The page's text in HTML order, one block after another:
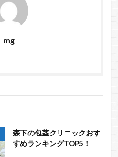
mg
森下の包茎クリニックおす
すめランキングTOP5！